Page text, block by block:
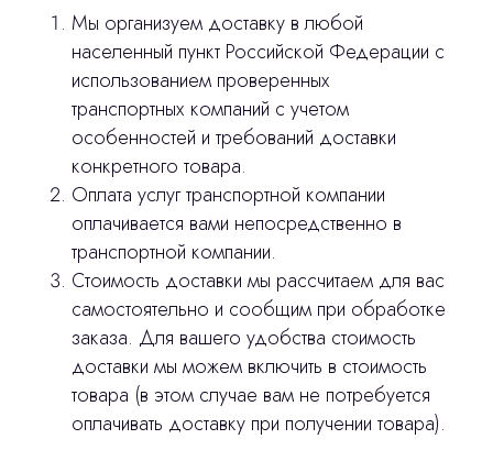
Мы организуем доставку в любой
населенный пункт Российской Федерации с
использованием проверенных
транспортных компаний с учетом
особенностей и требований доставки
конкретного товара.
Оплата услуг транспортной компании
оплачивается вами непосредственно в
транспортной компании.
Стоимость доставки мы рассчитаем для вас
самостоятельно и сообщим при обработке
заказа. Для вашего удобства стоимость
доставки мы можем включить в стоимость
товара (в этом случае вам не потребуется
оплачивать доставку при получении товара).
Остались вопросы